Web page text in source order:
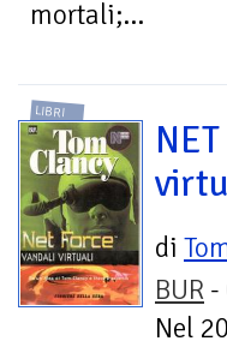
mortali;...
LIBRI
di
BUR -
Nel